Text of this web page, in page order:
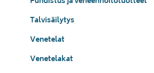
Talvisäilytys
Venetelat
Venetelakat